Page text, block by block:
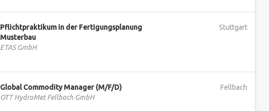
Pflichtpraktikum in der Fertigungsplanung
Musterbau
ETAS GmbH
Stuttgart
Global Commodity Manager (M/F/D)
OTT HydroMet Fellbach GmbH
Fellbach